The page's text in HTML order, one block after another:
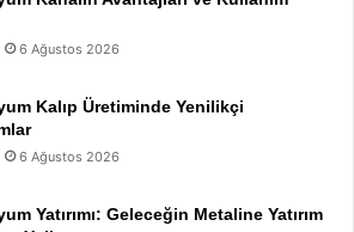
6 Ağustos 2026
Kalıp Üretiminde Yenilikçi
6 Ağustos 2026
Yatırımı: Geleceğin Metaline Yatırım